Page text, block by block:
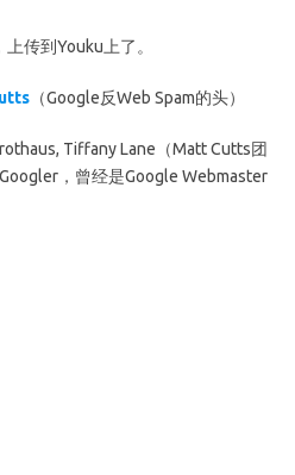
上传到Youku上了。
（Google反Web Spam的头）
Tiffany Lane（Matt Cutts团
Googler，曾经是Google Webmaster